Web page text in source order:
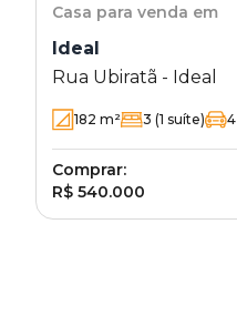
Casa para venda em
Ideal
Rua Ubiratã - Ideal
182 m² 3 (1 suíte) 4
Comprar:
R$ 540.000